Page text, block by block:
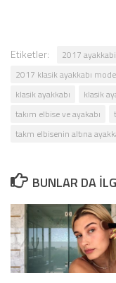
Etiketler:
2017
2017 klasik ayakkabı
klasik ayakkabı
klasik
takım elbise ve ayakabı
takm elbisenin altına
BUNLAR DA